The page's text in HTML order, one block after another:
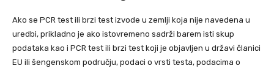
Ako se PCR test ili brzi test izvode u zemlji koja nije navedena u
uredbi, prikladno je ako istovremeno sadrži barem isti skup
podataka kao i PCR test ili brzi test koji je objavljen u državi članici
EU ili šengenskom području, podaci o vrsti testa, podacima o